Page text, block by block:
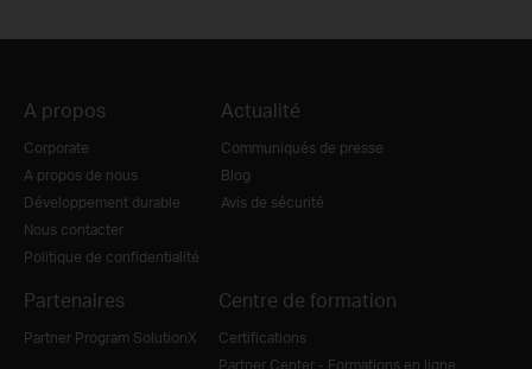
A propos
Corporate
A propos de nous
Développement durable
Nous contacter
Politique de confidentialité
Actualité
Communiqués de presse
Blog
Avis de sécurité
Partenaires
Partner Program SolutionX
Centre de formation
Certifications
Partner Center - Formations en ligne